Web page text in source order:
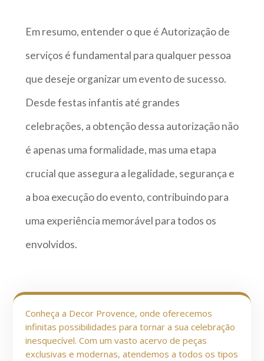
Em resumo, entender o que é Autorização de
serviços é fundamental para qualquer pessoa
que deseje organizar um evento de sucesso.
Desde festas infantis até grandes
celebrações, a obtenção dessa autorização não
é apenas uma formalidade, mas uma etapa
crucial que assegura a legalidade, segurança e
a boa execução do evento, contribuindo para
uma experiência memorável para todos os
envolvidos.
Conheça a Decor Provence, onde oferecemos
infinitas possibilidades para tornar a sua celebração
inesquecível. Com um vasto acervo de peças
exclusivas e modernas, atendemos a todos os tipos